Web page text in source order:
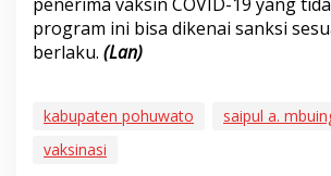
program ini bisa dikenai sanksi
berlaku. (Lan)
kabupaten pohuwato
saipul a.
vaksinasi